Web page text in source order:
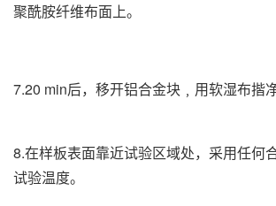
聚酰胺纤维布面上。
7.20 min后，移开铝合金块﹐用软湿布揩
8.在样板表面靠近试验区域处，采用任何
试验温度。